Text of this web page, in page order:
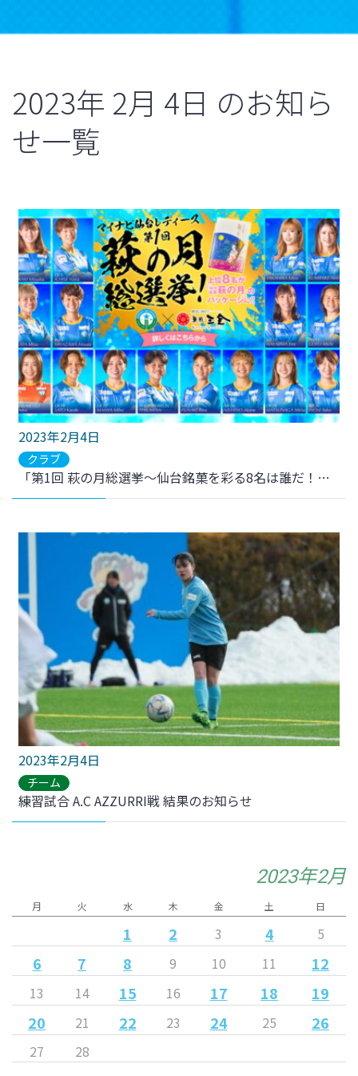
2023年 2月 4日 のお知ら
せ一覧
2023年2月4日
クラブ
「第1回 萩の月総選挙～仙台銘菓を彩る8名は誰だ！？～」開催のお知らせ
2023年2月4日
チーム
練習試合 A.C AZZURRI戦 結果のお知らせ
2023年2月
月 火 水 木 金 土 日
1 2 3 4 5
6 7 8 9 10 11 12
13 14 15 16 17 18
19
20
21 22 23 24 25 26
27
28